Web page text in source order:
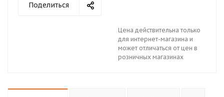
Поделиться
Цена действительна только
для интернет-магазина и
может отличаться от цен в
розничных магазинах